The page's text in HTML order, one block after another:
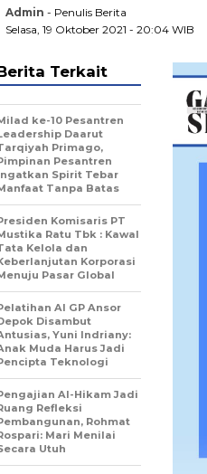
Admin - Penulis Berita
Selasa, 19 Oktober 2021 - 20:04 WIB
Terkait
ke-10 Pesantren
Daarut
Primago,
Pesantren
Spirit Tebar
Tanpa Batas
Komisaris PT
Ratu Tbk : Kawal
Kelola dan
Korporasi
Pasar Global
AI GP Ansor
Disambut
Yuni Indriany:
Muda Harus Jadi
Teknologi
Al-Hikam Jadi
Refleksi
Rohmat
Mari Menilai
Utuh